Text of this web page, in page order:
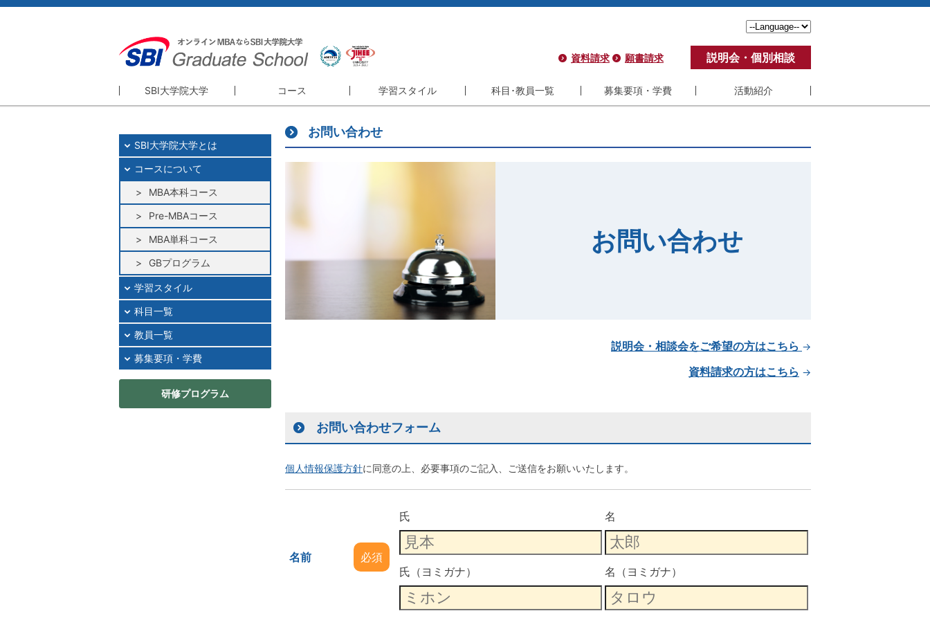
資料請求 願書請求 説明会・個別相談
SBI大学院大学 コース 学習スタイル 科目･教員一覧 募集要項・学費 活動紹介
精神・理念
理事長・学長挨拶
大学院概要
MBA本科コース
フレキシブル
科目一覧
学費
学生の声
紀要
お問い合わせ
お問い合わせ
説明会・相談会をご希望の方はこちら →
資料請求の方はこちら →
お問い合わせフォーム
個人情報保護方針に同意の上、必要事項のご記入、ご送信をお願いいたします。
名前 必須
氏 名
氏（ヨミガナ） 名（ヨミガナ）
SBI大学院大学とは
コースについて
MBA本科コース
Pre-MBAコース
MBA単科コース
GBプログラム
学習スタイル
科目一覧
教員一覧
募集要項・学費
研修プログラム